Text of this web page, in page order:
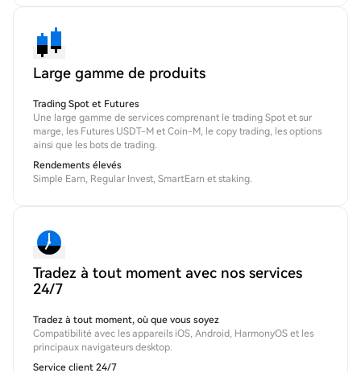
Large gamme de produits
Trading Spot et Futures
Une large gamme de services comprenant le trading Spot et sur
marge, les Futures USDT-M et Coin-M, le copy trading, les options
ainsi que les bots de trading.
Rendements élevés
Simple Earn, Regular Invest, SmartEarn et staking.
Tradez à tout moment avec nos services
24/7
Tradez à tout moment, où que vous soyez
Compatibilité avec les appareils iOS, Android, HarmonyOS et les
principaux navigateurs desktop.
Service client 24/7